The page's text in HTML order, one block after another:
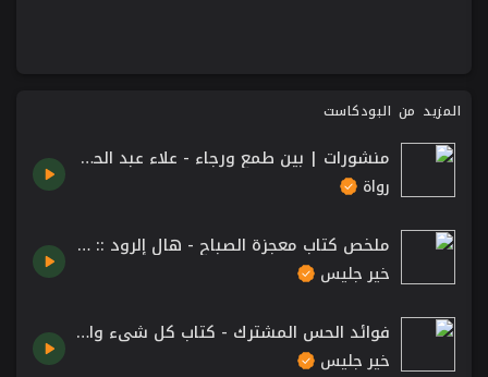
المزيد من البودكاست
منشورات | بين طمع ورجاء - علاء عبد الحميد
رواة
ملخص كتاب معجزة الصباح - هال إلرود :: Miracle Morning by Hal Elrod
خير جليس
فوائد الحس المشترك - كتاب كل شيء واضح للكاتب دنكن واتس
خير جليس